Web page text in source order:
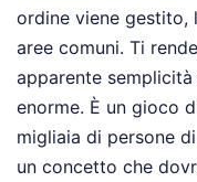
ordine viene gestito,
aree comuni. Ti
apparente
enorme. È un gioco
migliaia di persone
un concetto che